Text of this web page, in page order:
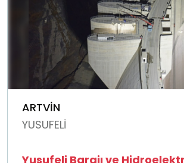
ARTVİN
YUSUFELİ
Yusufeli Barajı ve